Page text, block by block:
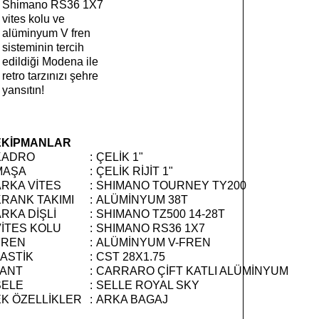
Shimano RS36 1X7
vites kolu ve
alüminyum V fren
sisteminin tercih
edildiği Modena ile
retro tarzınızı şehre
yansıtın!
: ÇELİK 1"
: ÇELİK RİJİT 1"
VİTES
: SHIMANO TOURNEY TY200
TAKIMI
: ALÜMİNYUM 38T
DİŞLİ
: SHIMANO TZ500 14-28T
KOLU
: SHIMANO RS36 1X7
: ALÜMİNYUM V-FREN
: CST 28X1.75
: CARRARO ÇİFT KATLI ALÜMİNYUM
: SELLE ROYAL SKY
ÖZELLİKLER
: ARKA BAGAJ